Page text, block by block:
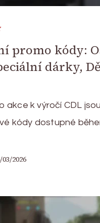
promo kódy:
dárky,
akce k výročí CDL jsou
kódy dostupné
03/2026